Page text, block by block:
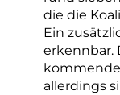
die die
Ein
erkennbar.
allerdings